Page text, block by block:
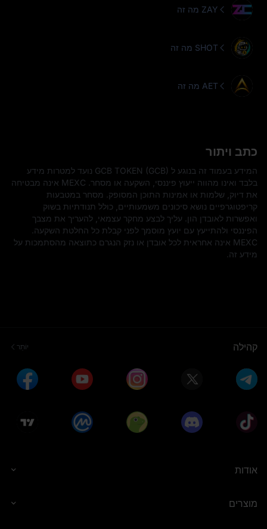
מה זה ZAY
מה זה SHOT
מה זה AET
כתב ויתור
המידע בעמוד זה בנוגע ל GCB TOKEN (GCB) נועד למטרות מידע
בלבד ואינו מהווה ייעוץ פיננסי, השקעה או מסחר. MEXC אינה מבטיחה
את דיוק, שלמות או אמינות התוכן המסופק. מסחר במטבעות
קריפטוגרפיים נושא סיכונים משמעותיים, כולל תנודתיות בשוק
ואפשרות לאובדן הון. עליך לבצע מחקר עצמאי, להעריך את מצבך
הפיננסי ולהתייעץ עם יועץ מוסמך לפני קבלת כל החלטת השקעה.
MEXC אינה אחראית לכל אובדן או נזק הנגרם כתוצאה מהסתמכות על
מידע זה.
קהילה יוֹתֵר
אודות
מוצרים